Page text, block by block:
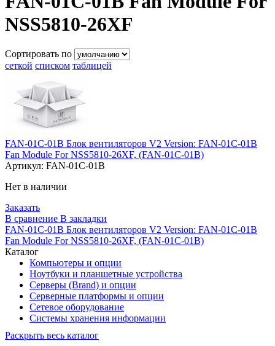
NSS5810-26XF
Сортировать по
сеткой списком таблицей
FAN-01C-01B Блок вентиляторов V2 Version: FAN-01C-01B
Fan Module For NSS5810-26XF, (FAN-01C-01B)
Артикул: FAN-01C-01B
Нет в наличии
Заказать
В сравнение В закладки
FAN-01C-01B Блок вентиляторов V2 Version: FAN-01C-01B
Fan Module For NSS5810-26XF, (FAN-01C-01B)
Каталог
Компьютеры и опции
Ноутбуки и планшетные устройства
Серверы (Brand) и опции
Серверные платформы и опции
Сетевое оборудование
Системы хранения информации
Раскрыть весь каталог